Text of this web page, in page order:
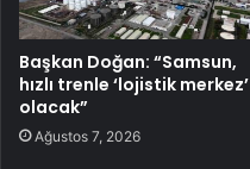
Başkan Doğan: “Samsun,
hızlı trenle ‘lojistik merkez’
olacak”
Ağustos 7, 2026